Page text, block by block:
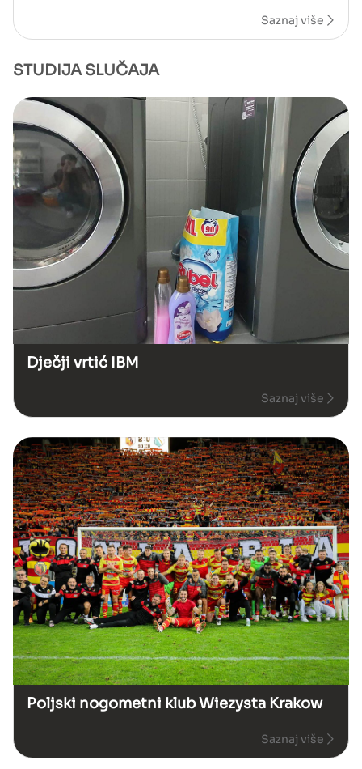
Saznaj više
STUDIJA SLUČAJA
Dječji vrtić IBM
Saznaj više
Poljski nogometni klub Wiezysta Krakow
Saznaj više